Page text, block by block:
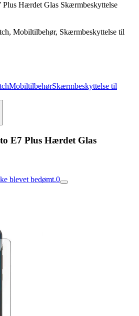
Hærdet Glas Skærmbeskyttelse
Mobiltilbehør, Skærmbeskyttelse til
MobiltilbehørSkærmbeskyttelse til
E7 Plus Hærdet Glas
blevet bedømt.0